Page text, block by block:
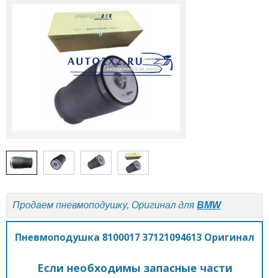
Продаем пневмоподушку, Оригинал для BMW
Пневмоподушка 8100017 37121094613 Оригинал
Если необходимы запасные части